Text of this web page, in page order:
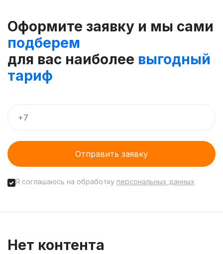
Оформите заявку и мы сами
подберем
для вас наиболее выгодный
тариф
Отправить заявку
Я соглашаюсь на обработку персональных данных
Нет контента